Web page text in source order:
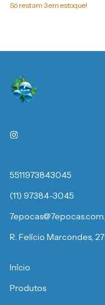
Só restam 3em estoque!
5511973843045
(11) 97384-3045
R. Felício Marcondes,
Início
Produtos